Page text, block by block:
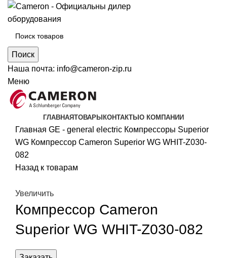
Поиск
Наша почта: info@cameron-zip.ru
Меню
ГЛАВНАЯТОВАРЫ КОНТАКТЫ О КОМПАНИИ
Главная GE - general electric Компрессоры Superior
WG Компрессор Cameron Superior WG WHIT-Z030-
082
Назад к товарам
Увеличить
Компрессор Cameron
Superior WG WHIT-Z030-082